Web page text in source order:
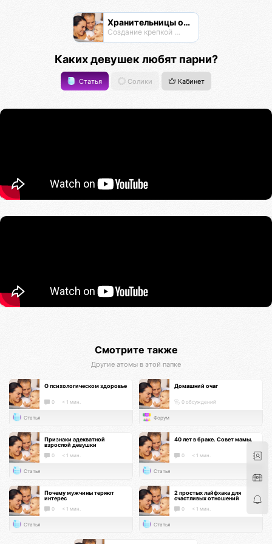
Хранительницы очага
Создание крепкой семьи
Каких девушек любят парни?
Статья Солики Кабинет
Смотрите также
Другие атомы в этой папке
О психологическом здоровье
0 < 1 мин.
Статья
Домашний очаг
0 обсуждений
Форум
Признаки адекватной
взрослой девушки
0 < 1 мин.
Статья
40 лет в браке. Совет мамы.
0 < 1 мин.
Статья
Почему мужчины теряют
интерес
0 < 1 мин.
Статья
2 простых лайфхака для
счастливых отношений
0 < 1 мин.
Статья